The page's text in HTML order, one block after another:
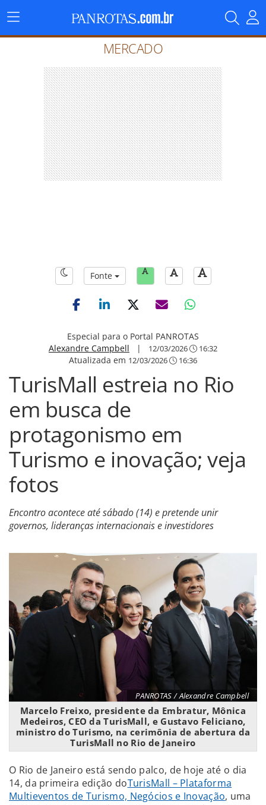
Menu
Principal
MERCADO
Fonte
Especial para o Portal PANROTAS
Alexandre Campbell | 12/03/2026 16:32
Atualizada em 12/03/2026 16:36
TurisMall estreia no Rio
em busca de
protagonismo em
Turismo e inovação; veja
fotos
Encontro acontece até sábado (14) e pretende unir
governos, lideranças internacionais e investidores
PANROTAS / Alexandre Campbell
Marcelo Freixo, presidente da Embratur, Mônica
Medeiros, CEO da TurisMall, e Gustavo Feliciano,
ministro do Turismo, na cerimônia de abertura da
TurisMall no Rio de Janeiro
O Rio de Janeiro está sendo palco, de hoje até o dia
14, da primeira edição doTurisMall – Plataforma
Multieventos de Turismo, Negócios e Inovação, uma